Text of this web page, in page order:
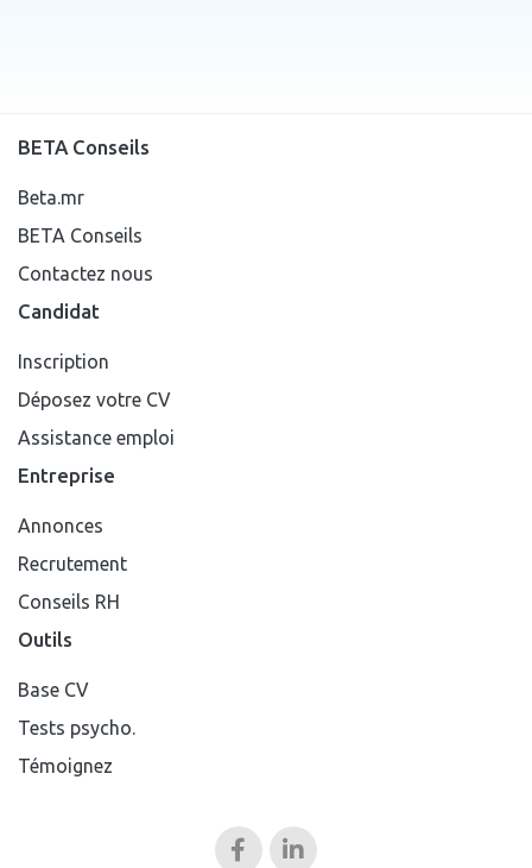
BETA Conseils
Beta.mr
BETA Conseils
Contactez nous
Candidat
Inscription
Déposez votre CV
Assistance emploi
Entreprise
Annonces
Recrutement
Conseils RH
Outils
Base CV
Tests psycho.
Témoignez